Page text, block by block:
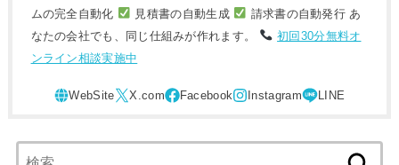
ムの完全自動化
見積書の自動生成
請求書の自動発行 あ
なたの会社でも、同じ仕組みが作れます。
初回30分無料オ
ンライン相談実施中